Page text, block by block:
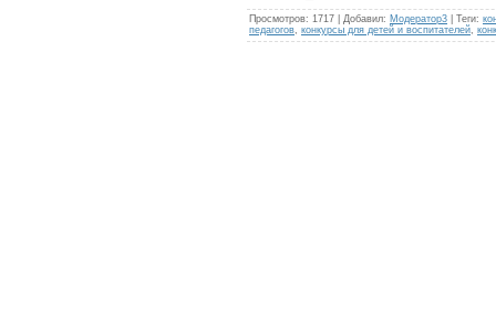
Просмотров: 1717 Добавил: Модератор3 Теги:
педагогов конкурсы для детей и воспитателей